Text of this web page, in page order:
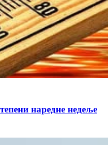
наредне недеље